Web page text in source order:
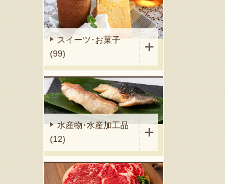
スイーツ･お菓子
(99)
水産物･水産加工品
(12)